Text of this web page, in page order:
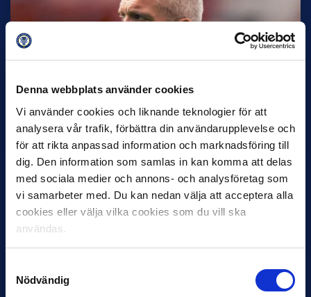
Denna webbplats använder cookies
Vi använder cookies och liknande teknologier för att
analysera vår trafik, förbättra din användarupplevelse och
för att rikta anpassad information och marknadsföring till
dig. Den information som samlas in kan komma att delas
med sociala medier och annons- och analysföretag som
vi samarbeter med. Du kan nedan välja att acceptera alla
cookies eller välja vilka cookies som du vill ska
användas.
Nödvändig
30 JUNI
Helstrup ny tränare i Malmö FF
Inleder mot…
12 JUNI